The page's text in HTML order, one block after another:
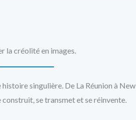
la créolité en images.
singulière. De La Réunion à
se transmet et se réinvente.